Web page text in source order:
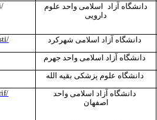
دانشگاه آزاد اسلامی واحد علوم
دارویی
/
دانشگاه آزاد اسلامی شهرکرد
/
دانشگاه آزاد اسلامی واحد جهرم
دانشگاه علوم پزشکی بقیه الله
دانشگاه آزاد اسلامی واحد
اصفهان
/